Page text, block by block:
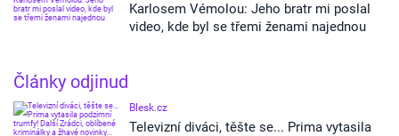
Karlosem Vémolou: Jeho bratr mi poslal
video, kde byl se třemi ženami najednou
Články odjinud
Blesk.cz
Televizní diváci, těšte se... Prima vytasila